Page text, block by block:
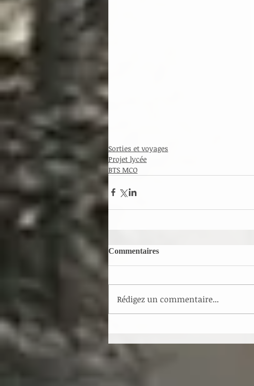
Sorties et voyages
Projet lycée
BTS MCO
Commentaires
Rédigez un commentaire...